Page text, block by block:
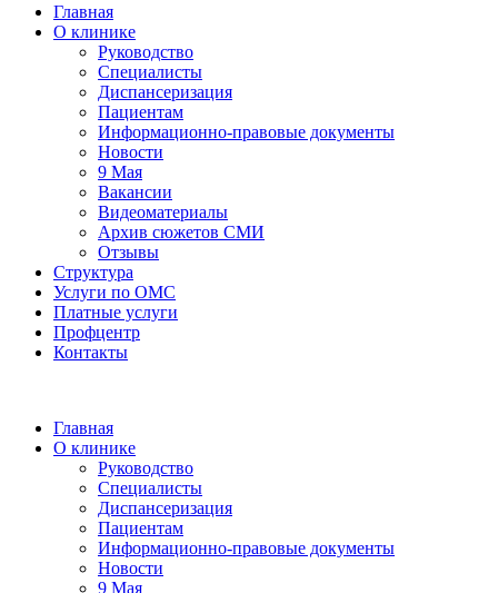
Главная
О клинике
Руководство
Специалисты
Диспансеризация
Пациентам
Информационно-правовые документы
Новости
9 Мая
Вакансии
Видеоматериалы
Архив сюжетов СМИ
Отзывы
Структура
Услуги по ОМС
Платные услуги
Профцентр
Контакты
Главная
О клинике
Руководство
Специалисты
Диспансеризация
Пациентам
Информационно-правовые документы
Новости
9 Мая